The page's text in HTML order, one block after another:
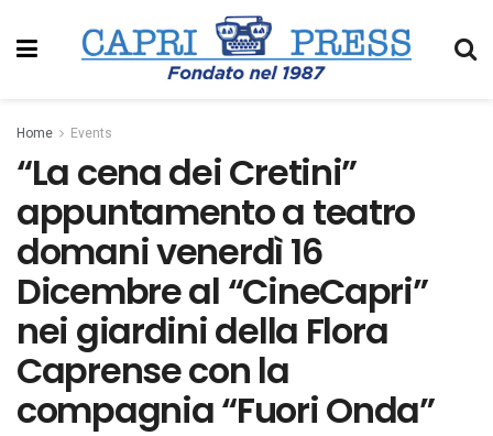
Home Events
“La cena dei Cretini”
appuntamento a teatro
domani venerdì 16
Dicembre al “CineCapri”
nei giardini della Flora
Caprense con la
compagnia “Fuori Onda”